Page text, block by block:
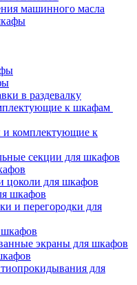
машинного масла
в раздевалку
к шкафам
и комплектующие к
секции для шкафов
цоколи для шкафов
шкафов
и перегородки для
экраны для шкафов
для